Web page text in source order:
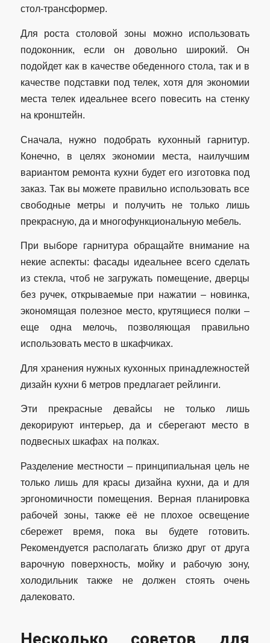
стол-трансформер.
Для роста столовой зоны можно использовать
подоконник, если он довольно широкий. Он
подойдет как в качестве обеденного стола, так и в
качестве подставки под телек, хотя для экономии
места телек идеальнее всего повесить на стенку
на кронштейн.
Сначала, нужно подобрать кухонный гарнитур.
Конечно, в целях экономии места, наилучшим
вариантом ремонта кухни будет его изготовка под
заказ. Так вы можете правильно использовать все
свободные метры и получить не только лишь
прекрасную, да и многофункциональную мебель.
При выборе гарнитура обращайте внимание на
некие аспекты: фасады идеальнее всего сделать
из стекла, чтоб не загружать помещение, дверцы
без ручек, открываемые при нажатии – новинка,
экономящая полезное место, крутящиеся полки –
еще одна мелочь, позволяющая правильно
использовать место в шкафчиках.
Для хранения нужных кухонных принадлежностей
дизайн кухни 6 метров предлагает рейлинги.
Эти прекрасные девайсы не только лишь
декорируют интерьер, да и сберегают место в
подвесных шкафах на полках.
Разделение местности – принципиальная цель не
только лишь для красы дизайна кухни, да и для
эргономичности помещения. Верная планировка
рабочей зоны, также её не плохое освещение
сбережет время, пока вы будете готовить.
Рекомендуется располагать близко друг от друга
варочную поверхность, мойку и рабочую зону,
холодильник также не должен стоять очень
далековато.